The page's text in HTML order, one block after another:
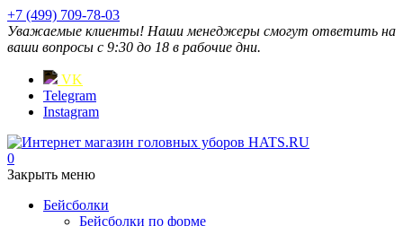
+7 (499) 709-78-03
Уважаемые клиенты! Наши менеджеры смогут ответить на
ваши вопросы с 9:30 до 18 в рабочие дни.
VK
Telegram
Instagram
0
Закрыть меню
Бейсболки
Бейсболки по форме